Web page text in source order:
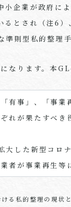
小企業が政府に
るとされ（注6
則型私的整理
なります。本
有事」、「事業
れが果たすべ
大した新型コロ
者が事業再生
る私的整理の現